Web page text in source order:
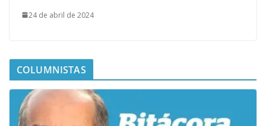
24 de abril de 2024
COLUMNISTAS